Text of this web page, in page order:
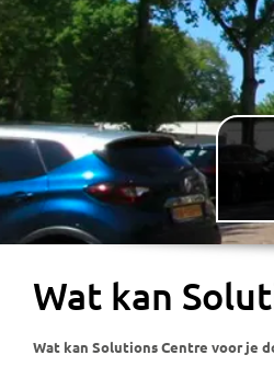
Wat kan
Wat kan Solutions Centre voor je